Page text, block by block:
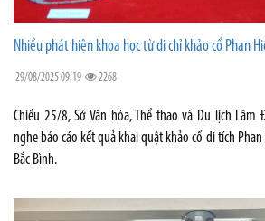
Nhiều phát hiện khoa học từ di chỉ khảo cổ Phan
29/08/2025 09:19 2268
Chiều 25/8, Sở Văn hóa, Thể thao và Du lịch
nghe báo cáo kết quả khai quật khảo cổ di tích
Bắc Bình.